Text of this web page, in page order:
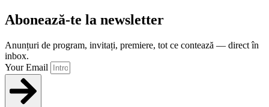
Abonează-te la newsletter
Anunțuri de program, invitați, premiere, tot ce contează — direct în
inbox.
Your Email